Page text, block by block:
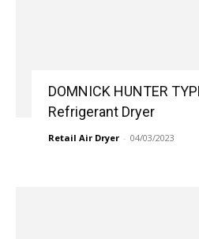
DOMNICK HUNTER
Refrigerant Dryer
Retail Air Dryer - 04/03/2023